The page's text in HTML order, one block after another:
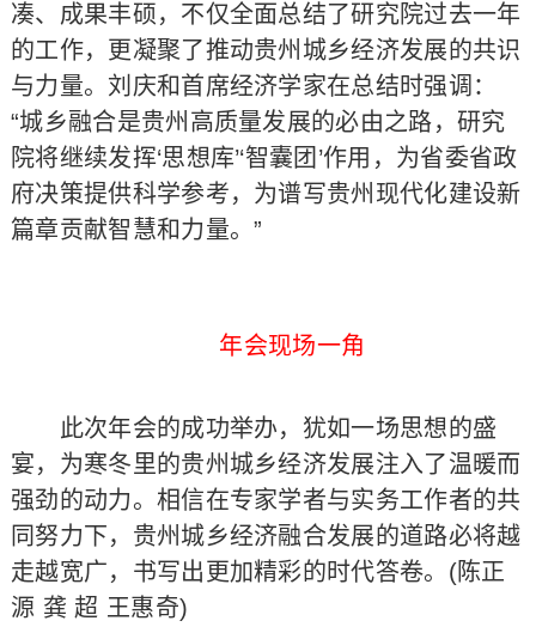
凑、成果丰硕，不仅全面总结了研究院过去一年
的工作，更凝聚了推动贵州城乡经济发展的共识
与力量。刘庆和首席经济学家在总结时强调：
“城乡融合是贵州高质量发展的必由之路，研究
院将继续发挥‘思想库’‘智囊团’作用，为省委省政
府决策提供科学参考，为谱写贵州现代化建设新
篇章贡献智慧和力量。”
年会现场一角
此次年会的成功举办，犹如一场思想的盛
宴，为寒冬里的贵州城乡经济发展注入了温暖而
强劲的动力。相信在专家学者与实务工作者的共
同努力下，贵州城乡经济融合发展的道路必将越
走越宽广，书写出更加精彩的时代答卷。(陈正
源 龚 超 王惠奇)